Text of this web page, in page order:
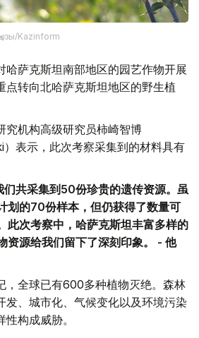
Kazinform
哈萨克斯坦南部地区的园艺作物开展
点转向北哈萨克斯坦地区的野生植
究机构高级研究员柿崎智博
表示，此次考察采集到的材料具有
们共采集到50份珍贵的遗传资源。虽
划的70份样本，但仍获得了数量可
此次考察中，哈萨克斯坦丰富多样的
资源给我们留下了深刻印象。 - 他
，全球已有600多种植物灭绝。森林
发、城市化、气候变化以及环境污染
构成威胁。